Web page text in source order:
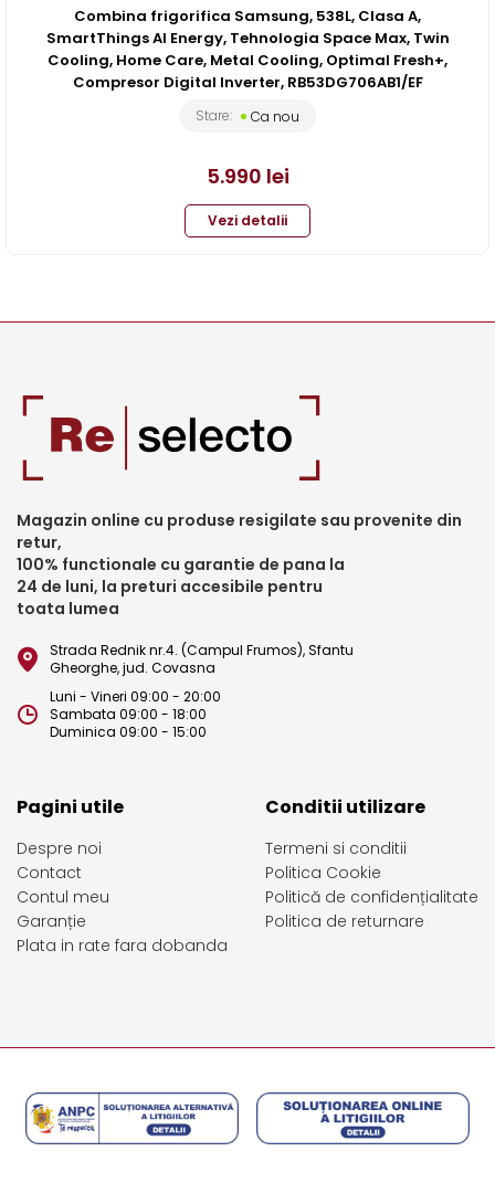
Combina frigorifica Samsung, 538L, Clasa A,
SmartThings AI Energy, Tehnologia Space Max, Twin
Cooling, Home Care, Metal Cooling, Optimal Fresh+,
Compresor Digital Inverter, RB53DG706AB1/EF
Stare: Ca nou
5.990 lei
Vezi detalii
Magazin online cu produse resigilate sau provenite din
retur,
100% functionale cu garantie de pana la
24 de luni, la preturi accesibile pentru
toata lumea
Strada Rednik nr.4. (Campul Frumos), Sfantu
Gheorghe, jud. Covasna
Luni - Vineri 09:00 - 20:00
Sambata 09:00 - 18:00
Duminica 09:00 - 15:00
Pagini utile
Despre noi
Contact
Contul meu
Garanție
Plata in rate fara dobanda
Conditii utilizare
Termeni si conditii
Politica Cookie
Politică de confidențialitate
Politica de returnare